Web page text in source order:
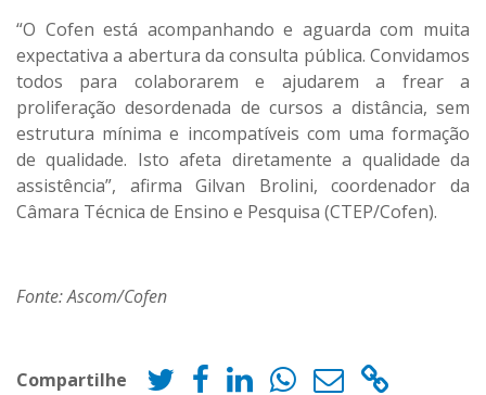
“O Cofen está acompanhando e aguarda com muita
expectativa a abertura da consulta pública. Convidamos
todos para colaborarem e ajudarem a frear a
proliferação desordenada de cursos a distância, sem
estrutura mínima e incompatíveis com uma formação
de qualidade. Isto afeta diretamente a qualidade da
assistência”, afirma Gilvan Brolini, coordenador da
Câmara Técnica de Ensino e Pesquisa (CTEP/Cofen).
Fonte: Ascom/Cofen
Compartilhe